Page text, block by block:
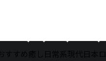
すすめ癒し 日常系現代日本